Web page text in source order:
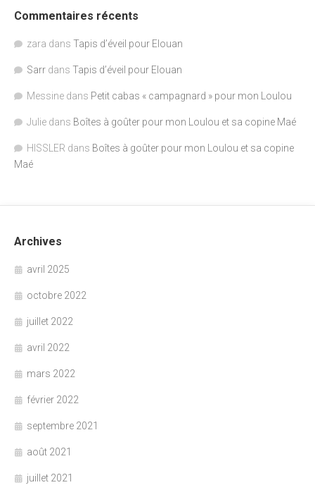
Commentaires récents
zara dans Tapis d’éveil pour Elouan
Sarr dans Tapis d’éveil pour Elouan
Messine dans Petit cabas « campagnard » pour mon Loulou
Julie dans Boîtes à goûter pour mon Loulou et sa copine Maé
HISSLER dans Boîtes à goûter pour mon Loulou et sa copine
Maé
Archives
avril 2025
octobre 2022
juillet 2022
avril 2022
mars 2022
février 2022
septembre 2021
août 2021
juillet 2021